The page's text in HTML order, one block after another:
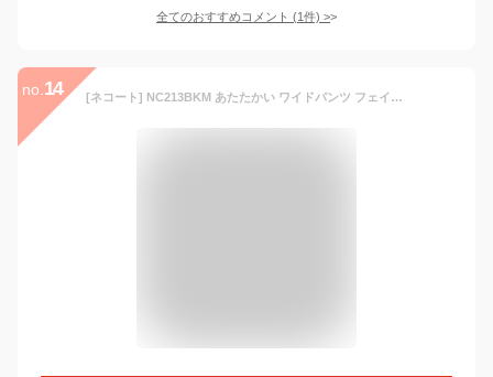
全てのおすすめコメント (1件) >
no. 14 [ネコート] NC213BKM あたたかい ワイドパンツ フェイクウール ボトムス ガウチョパンツ パンツ ズボン チェック 柄 無地 スカンツ ユッタリ らくらく らくちん 大きい おおきい サイズ モノトーン ロング 丈 韓国 秋 冬 アキ フユ 秋冬 アキフユ 大人 黒 クロ 灰色 10代 20代 30代 40代 50代 60代 ブラック M